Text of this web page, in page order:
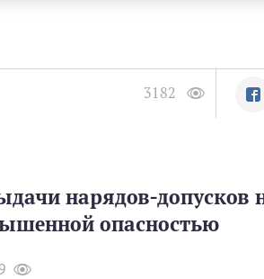
3182
нарядов-допусков
опасностью